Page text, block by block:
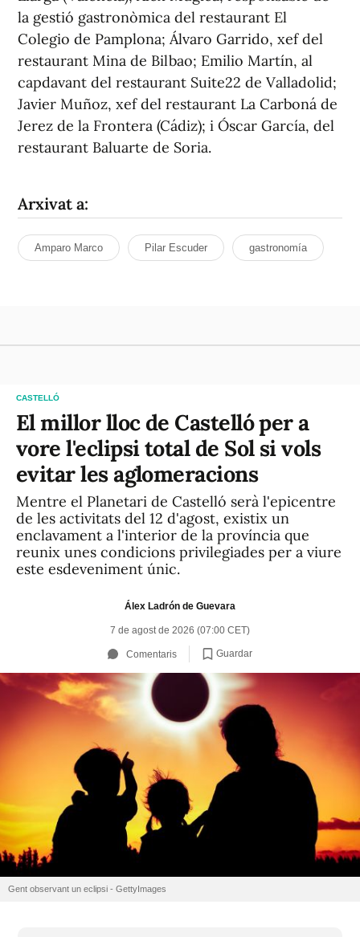
la gestió gastronòmica del restaurant El
Colegio de Pamplona; Álvaro Garrido, xef del
restaurant Mina de Bilbao; Emilio Martín, al
capdavant del restaurant Suite22 de Valladolid;
Javier Muñoz, xef del restaurant La Carboná de
Jerez de la Frontera (Cádiz); i Óscar García, del
restaurant Baluarte de Soria.
Arxivat a:
Amparo Marco Pilar Escuder gastronomía
CASTELLÓ
El millor lloc de Castelló per a
vore l'eclipsi total de Sol si vols
evitar les aglomeracions
Mentre el Planetari de Castelló serà l'epicentre
de les activitats del 12 d'agost, existix un
enclavament a l'interior de la província que
reunix unes condicions privilegiades per a viure
este esdeveniment únic.
Álex Ladrón de Guevara
7 de agost de 2026 (07:00 CET)
Comentaris Guardar
Gent observant un eclipsi - GettyImages